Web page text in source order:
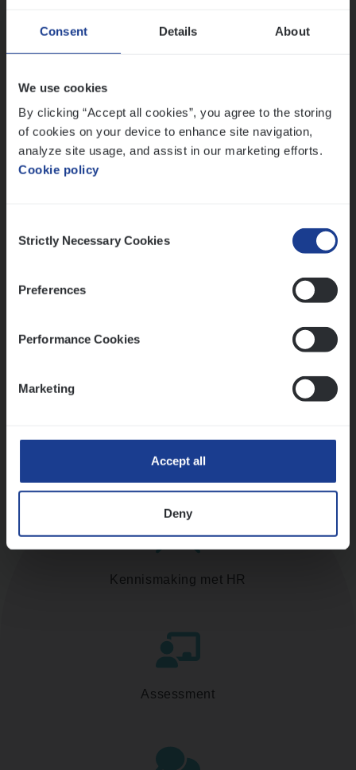
Consent Details About
We use cookies
By clicking “Accept all cookies”, you agree to the storing
of cookies on your device to enhance site navigation,
analyze site usage, and assist in our marketing efforts.
Cookie policy
Selection
Strictly Necessary Cookies
Preferences
Performance Cookies
Marketing
Accept all
Deny
Dos­sier­be­heer­der Gewaar­borgd Inkomen
Insurance Operations
Antwerpen
versterken
Thalia zoekt graag oplossingen, in games én op het
Ons sollicitatieproces
Kennismaking met HR
Assessment